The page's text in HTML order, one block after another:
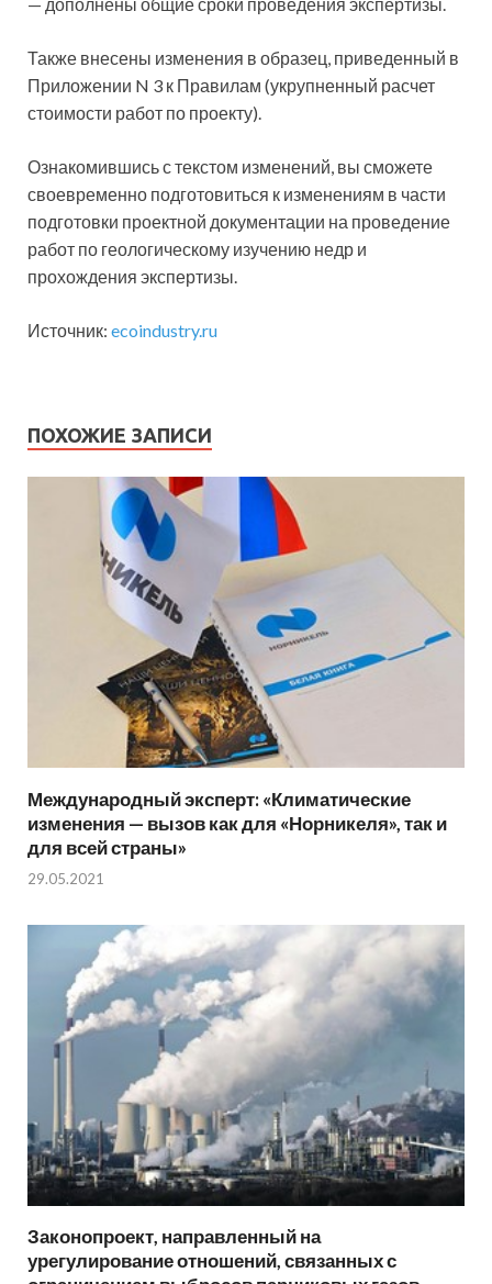
Также внесены изменения в образец, приведенный в
Приложении N 3 к Правилам (укрупненный расчет
стоимости работ по проекту).
Ознакомившись с текстом изменений, вы сможете
своевременно подготовиться к изменениям в части
подготовки проектной документации на проведение
работ по геологическому изучению недр и
прохождения экспертизы.
Источник: ecoindustry.ru
ПОХОЖИЕ ЗАПИСИ
Международный эксперт: «Климатические
изменения — вызов как для «Норникеля», так и
для всей страны»
29.05.2021
Законопроект, направленный на
урегулирование отношений, связанных с